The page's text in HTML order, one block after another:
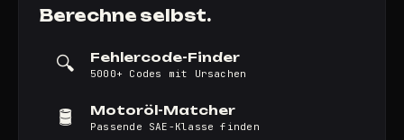
Berechne selbst.
🔍 Fehlercode-Finder
5000+ Codes mit Ursachen
🛢️ Motoröl-Matcher
Passende SAE-Klasse finden